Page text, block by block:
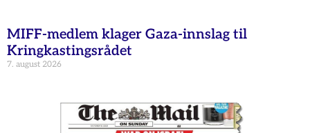
MIFF-medlem klager Gaza-innslag til
Kringkastingsrådet
7. august 2026